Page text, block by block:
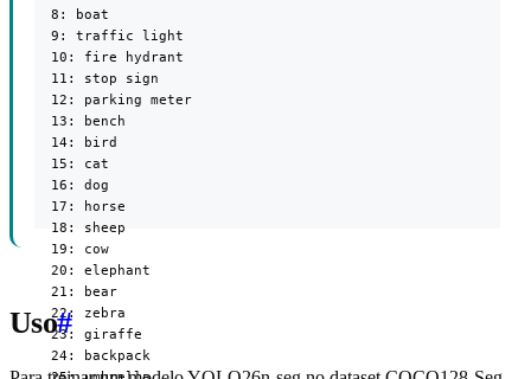
  8: boat
  9: traffic light
  10: fire hydrant
  11: stop sign
  12: parking meter
  13: bench
  14: bird
  15: cat
  16: dog
  17: horse
  18: sheep
  19: cow
  20: elephant
  21: bear
  22: zebra
  23: giraffe
  24: backpack
Uso#